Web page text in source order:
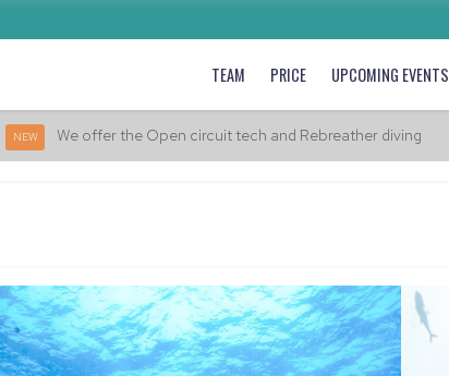
TEAM PRICE UPCOMING EVENTS
NEW We offer the Open circuit tech and Rebreather diving